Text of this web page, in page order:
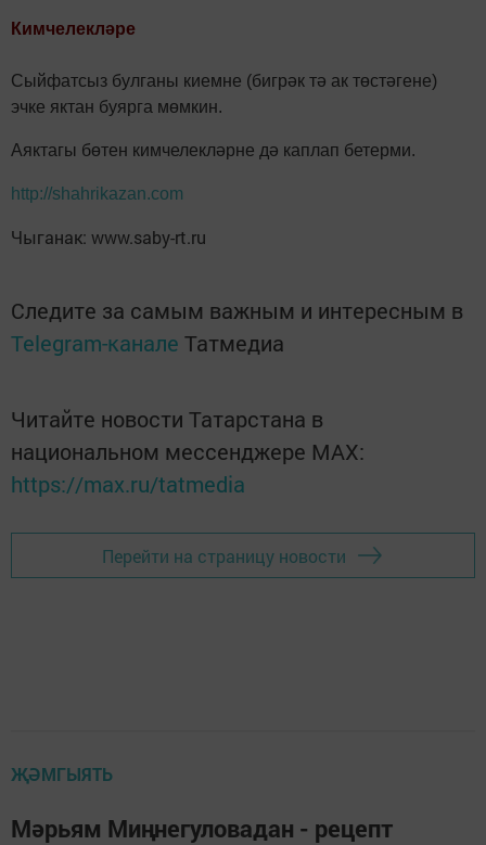
Кимчелекләре
Сыйфатсыз булганы киемне (биг­рәк тә ак төстәгене)
эчке яктан буярга мөмкин.
Аяктагы бөтен ким­челекләрне дә каплап бетерми.
http://shahrikazan.com
Чыганак: www.saby-rt.ru
Следите за самым важным и интересным в
Telegram-канале Татмедиа
Читайте новости Татарстана в
национальном мессенджере MАХ:
https://max.ru/tatmedia
Перейти на страницу новости
ҖӘМГЫЯТЬ
Мәрьям Миңнегуловадан - рецепт